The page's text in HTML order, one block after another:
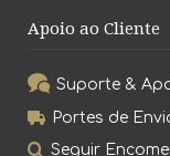
Apoio ao Cliente
Suporte &
Portes de
Seguir